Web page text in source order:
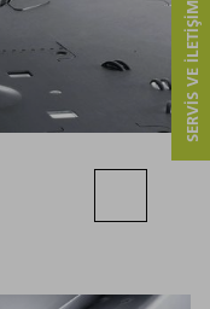
SERVIS VE ILETIŞIM